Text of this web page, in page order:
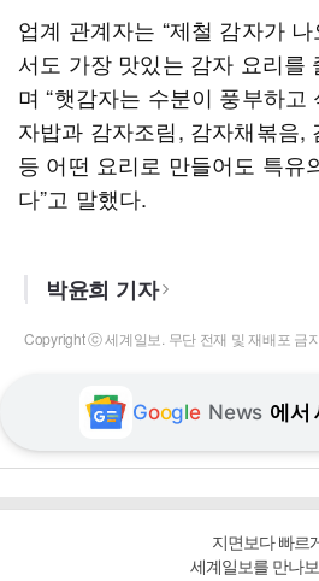
업계 관계자는 “제철 감자가
서도 가장 맛있는 감자 요리를
며 “햇감자는 수분이 풍부하
자밥과 감자조림, 감자채볶음,
등 어떤 요리로 만들어도 특유
다”고 말했다.
박윤희 기자
Copyright ⓒ 세계일보. 무단 전재 및 재배포 금지
Google News 에서
지면보다 빠르
세계일보를 만나